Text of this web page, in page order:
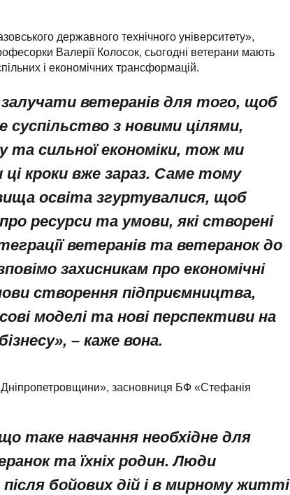
державного технічного університету»,
Валерії Колосок, сьогодні ветерани мають
і економічних трансформацій.
ветеранів для того, щоб
суспільство з новими цілями,
та сильної економіки, тож ми
ці кроки вже зараз. Саме тому
освіта згуртувалися, щоб
ресурси та умови, які створені
ветеранів та ветеранок до
захисникам про економічні
створення підприємництва,
моделі та нові перспективи на
– каже вона.
засновниця БФ «Стефанія
таке навчання необхідне для
та їхніх родин. Люди
бойових дій і в мирному житті